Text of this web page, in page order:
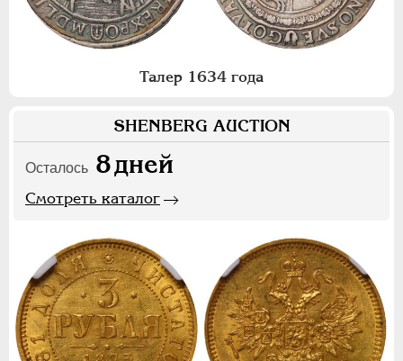
Талер 1634 года
SHENBERG AUCTION
Осталось 8дней
Смотреть каталог